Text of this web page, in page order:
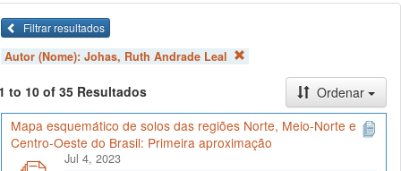
Filtrar resultados
Autor (Nome): Johas, Ruth Andrade Leal
to 10 of 35 Resultados
Ordenar
Mapa esquemático de solos das regiões Norte, Meio-Norte e
Centro-Oeste do Brasil: Primeira aproximação
Jul 4, 2023